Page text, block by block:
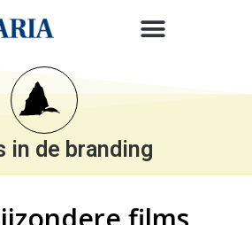
in de branding